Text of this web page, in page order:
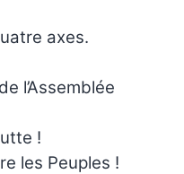
axes.
l’Assemblée
!
les Peuples !